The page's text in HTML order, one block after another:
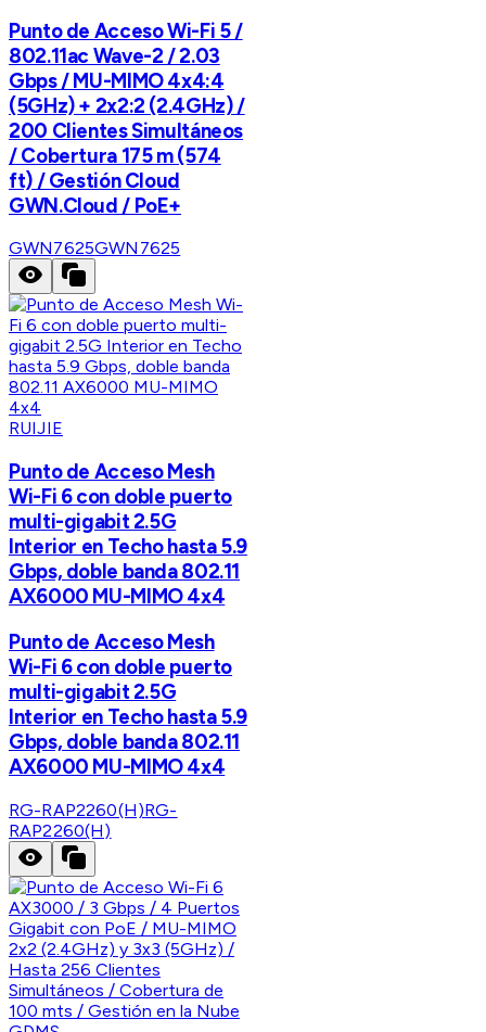
Punto de Acceso Wi-Fi 5 /
802.11ac Wave-2 / 2.03
Gbps / MU-MIMO 4x4:4
(5GHz) + 2x2:2 (2.4GHz) /
200 Clientes Simultáneos
/ Cobertura 175 m (574
ft) / Gestión Cloud
GWN.Cloud / PoE+
GWN7625GWN7625
RUIJIE
Punto de Acceso Mesh
Wi-Fi 6 con doble puerto
multi-gigabit 2.5G
Interior en Techo hasta 5.9
Gbps, doble banda 802.11
AX6000 MU-MIMO 4x4
Punto de Acceso Mesh
Wi-Fi 6 con doble puerto
multi-gigabit 2.5G
Interior en Techo hasta 5.9
Gbps, doble banda 802.11
AX6000 MU-MIMO 4x4
RG-RAP2260(H)RG-
RAP2260(H)